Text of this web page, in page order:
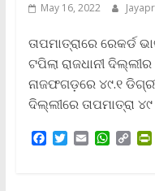
May 16, 2022
ତାପମାତ୍ରାରେ ରେକର୍ଡ
ଟପିଲା ରାଜଧାନୀ
ନାଜଫଗଡ଼ରେ ୪୯.୧
ଦିଲ୍ଲୀରେ ତାପମାତ୍ରା
F
T
E
W C